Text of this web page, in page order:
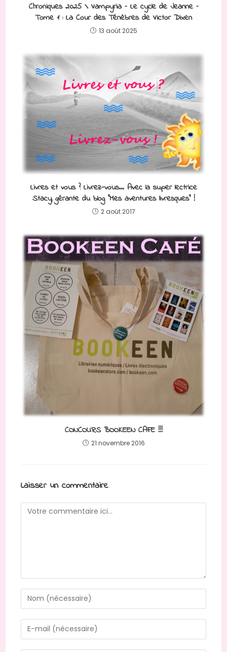
Chroniques 2025 \ Vampyria – Le cycle de Jeanne –
Tome 1 : La Cour des Ténèbres de Victor Dixen
13 août 2025
Livres et vous ? Livrez-vous… Avec la super lectrice
Stacy, gérante du blog “Mes aventures livresques” !
2 août 2017
CONCOURS BOOKEEN CAFE !!!
21 novembre 2016
Laisser un commentaire